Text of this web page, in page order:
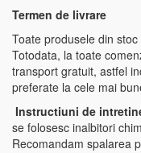
Termen de livrare
Toate produsele din
Totodata, la toate
transport gratuit, astfel
preferate la cele mai
Instructiuni de
se folosesc inalbitori
Recomandam spalarea